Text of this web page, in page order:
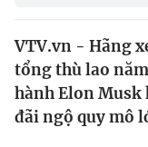
Thế giới
Tin tức
Thế giới đó đây
Kinh tế
VTV.vn - Hãng
tổng thù lao
hành Elon Musk
đãi ngộ quy mô